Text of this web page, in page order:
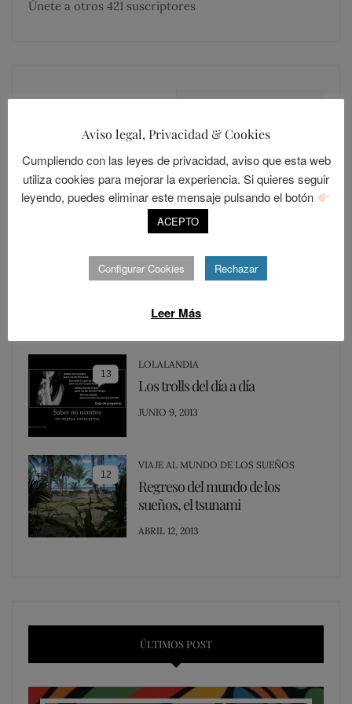
Únete a otros 421 suscriptores
LOLALANDIA
Sevilla, una ciudad cerrada
POSTED
ON
ABRIL 15, 2014
15
LOLALANDIA
Los Resentidos
POSTED
DICIEMBRE 30, 2015
13
LOLALANDIA
Los trolls del día a día
POSTED
JUNIO 9, 2013
12
VIAJE AL MUNDO DE LOS SUEÑOS
Regreso del mundo de los
sueños, el tsunami
POSTED
ABRIL 12, 2013
ÚLTIMOS POST
Aviso legal, Privacidad & Cookies
Cumpliendo con las leyes de privacidad, aviso que esta web
utiliza cookies para mejorar la experiencia. Si quieres seguir
leyendo, puedes eliminar este mensaje pulsando el botón
ACEPTO
Configurar Cookies Rechazar
Leer Más